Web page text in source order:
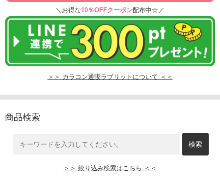
＼お得な10％OFFクーポン配布中☆／
＞＞ カラコン通販ラブリットについて ＜＜
商品検索
＞＞ 絞り込み検索はこちら ＜＜